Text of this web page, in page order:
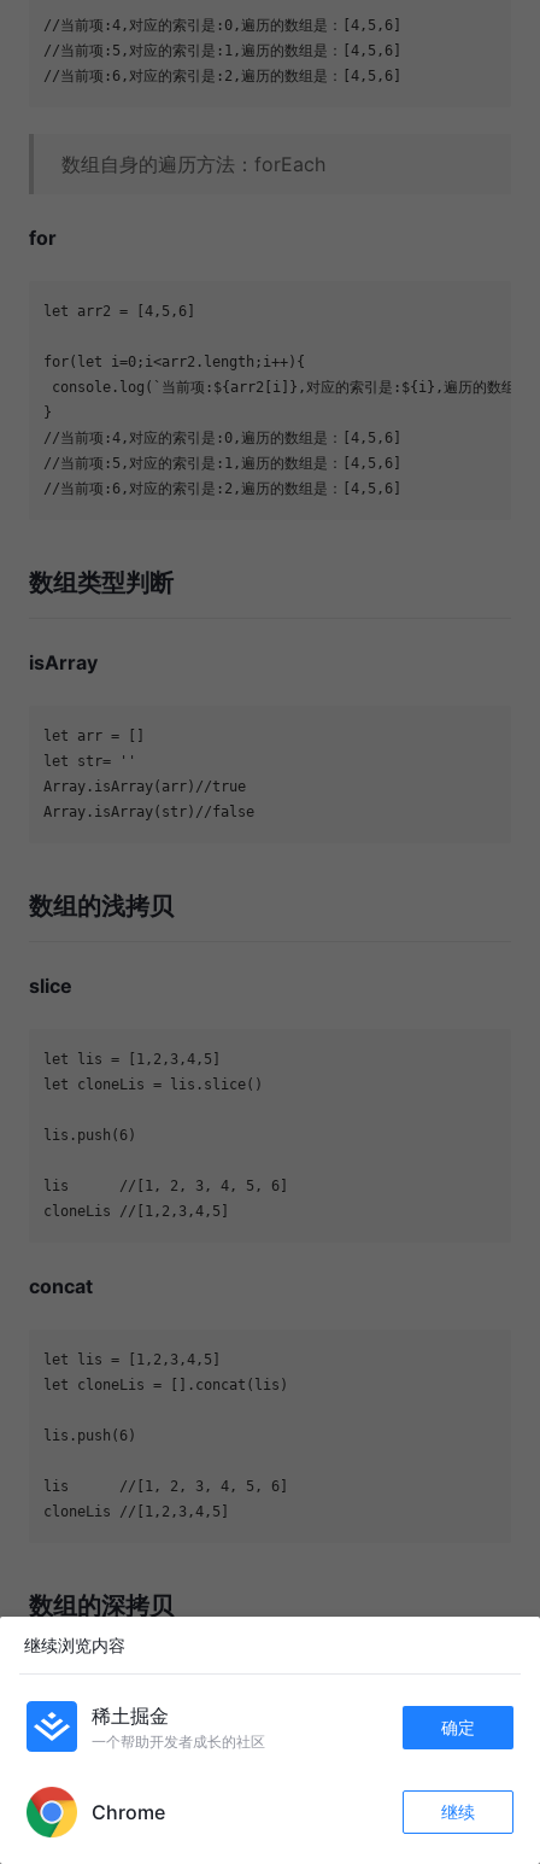
//当前项:4,对应的索引是:0,遍历的数组是：[4,5,6]
//当前项:5,对应的索引是:1,遍历的数组是：[4,5,6]
//当前项:6,对应的索引是:2,遍历的数组是：[4,5,6]
数组自身的遍历方法：forEach
for
let arr2 = [ 4 , 5 , 6
for( let i=0
console .log( `当前项: ${arr2[i]} ,对应的索引是: ${i} ,遍历的数组是
//当前项:4,对应的索引是:0,遍历的数组是：[4,5,6]
//当前项:5,对应的索引是:1,遍历的数组是：[4,5,6]
//当前项:6,对应的索引是:2,遍历的数组是：[4,5,6]
数组类型判断
isArray
let
let str=
''
Array .isArray(arr) //true
Array .isArray(str) //false
数组的浅拷贝
slice
let lis = [ 1 , 2 , 3 ,4 , 5
let
lis.push( 6
lis //[1, 2, 3, 4, 5, 6]
cloneLis //[1,2,3,4,5]
concat
let lis = [ 1 , 2 , 3 ,4 , 5
let
lis.push( 6
lis //[1, 2, 3, 4, 5, 6]
cloneLis //[1,2,3,4,5]
数组的深拷贝
let
lis[ 83
继续浏览内容
稀土掘金
一个帮助开发者成长的社区
确定
Chrome 继续